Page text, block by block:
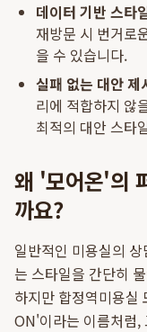
데이터 기반 스타
재방문 시 번거로
을 수 있습니다.
실패 없는 대안 제
리에 적합하지 않
최적의 대안 스타
왜 '모어온'의
까요?
일반적인 미용실의
는 스타일을 간단히
하지만 합정역미용실
ON'이라는 이름처럼,